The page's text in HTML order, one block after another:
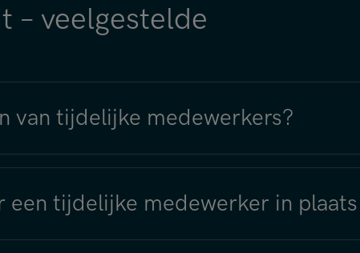
– veelgestelde
van tijdelijke medewerkers?
een tijdelijke medewerker in